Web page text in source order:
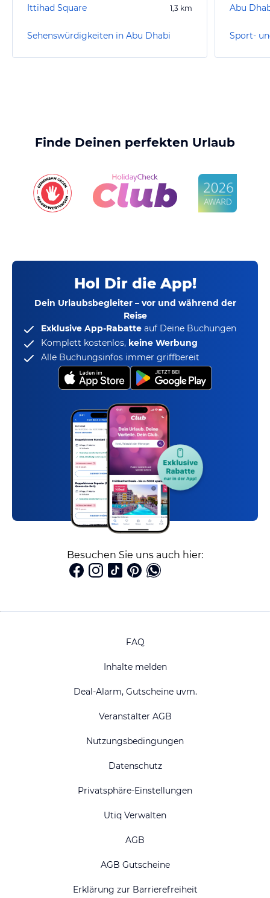
Ittihad Square 1,3 km
Sehenswürdigkeiten in Abu Dhabi
Abu
Finde Deinen perfekten Urlaub
Hol Dir die App!
Dein Urlaubsbegleiter – vor und während der
Reise
Exklusive App-Rabatte auf Deine Buchungen
Komplett kostenlos, keine Werbung
Alle Buchungsinfos immer griffbereit
Besuchen Sie uns auch hier:
FAQ
Inhalte melden
Deal-Alarm, Gutscheine uvm.
Veranstalter AGB
Nutzungsbedingungen
Datenschutz
Privatsphäre-Einstellungen
Utiq Verwalten
AGB
AGB Gutscheine
Erklärung zur Barrierefreiheit